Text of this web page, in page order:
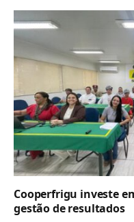
Cooperfrigu investe
gestão de resultados